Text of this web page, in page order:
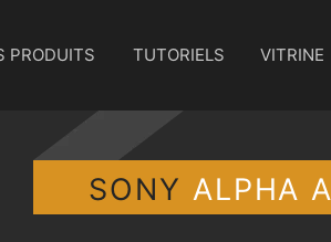
PRODUITS TUTORIELS VITRINE
SONY ALPHA